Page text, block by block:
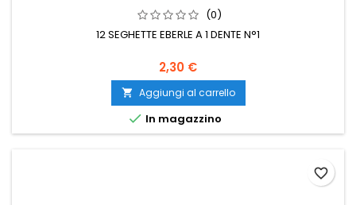
(0)
12 SEGHETTE EBERLE A 1 DENTE N°1
2,30 €
 Aggiungi al carrello
 In magazzino
favorite_border